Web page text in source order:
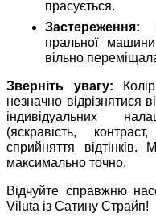
прасується.
Застереження:
пральної
вільно
Зверніть увагу:
незначно відрізнятися
індивідуальних
(яскравість,
сприйняття
максимально точно.
Відчуйте справжню
Viluta із Сатину Страйп!